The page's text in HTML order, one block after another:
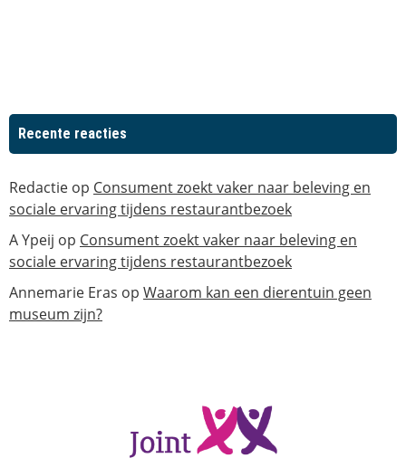
Recente reacties
Redactie op Consument zoekt vaker naar beleving en
sociale ervaring tijdens restaurantbezoek
A Ypeij op Consument zoekt vaker naar beleving en
sociale ervaring tijdens restaurantbezoek
Annemarie Eras op Waarom kan een dierentuin geen
museum zijn?